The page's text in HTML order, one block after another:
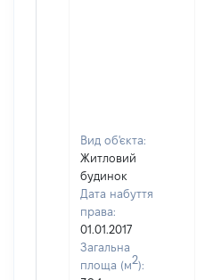
Вид об'єкта:
Житловий
будинок
Дата набуття
права:
01.01.2017
Загальна
площа (м2):